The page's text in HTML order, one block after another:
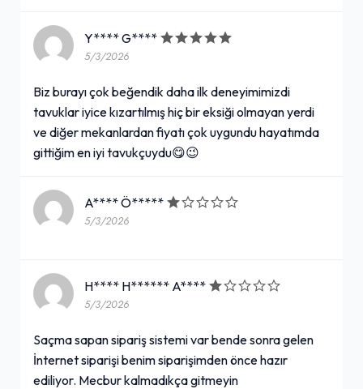
Y**** G****
5/3/2026
Biz burayı çok beğendik daha ilk deneyimimizdi
tavuklar iyice kızartılmış hiç bir eksiği olmayan yerdi
ve diğer mekanlardan fiyatı çok uygundu hayatımda
gittiğim en iyi tavukçuydu😋😉
A**** Ö*****
5/3/2026
H**** H****** A****
5/3/2026
Saçma sapan sipariş sistemi var bende sonra gelen
İnternet siparişi benim siparişimden önce hazır
ediliyor. Mecbur kalmadıkça gitmeyin